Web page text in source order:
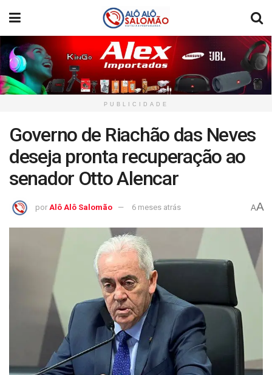
PUBLICIDADE
Governo de Riachão das Neves
deseja pronta recuperação ao
senador Otto Alencar
por Alô Alô Salomão 6 meses atrás AA